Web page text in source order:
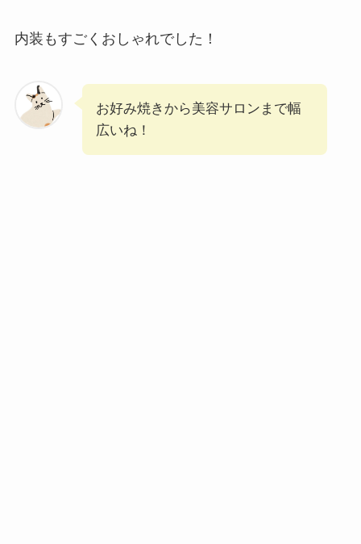
内装もすごくおしゃれでした！
お好み焼きから美容サロンまで幅
広いね！